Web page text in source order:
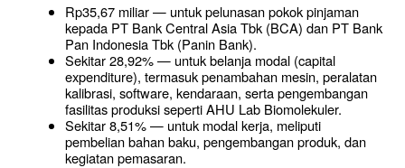
Rp35,67 miliar — untuk pelunasan pokok pinjaman
kepada PT Bank Central Asia Tbk (BCA) dan PT Bank
Pan Indonesia Tbk (Panin Bank).
Sekitar 28,92% — untuk belanja modal (capital
expenditure), termasuk penambahan mesin, peralatan
kalibrasi, software, kendaraan, serta pengembangan
fasilitas produksi seperti AHU Lab Biomolekuler.
Sekitar 8,51% — untuk modal kerja, meliputi
pembelian bahan baku, pengembangan produk, dan
kegiatan pemasaran.